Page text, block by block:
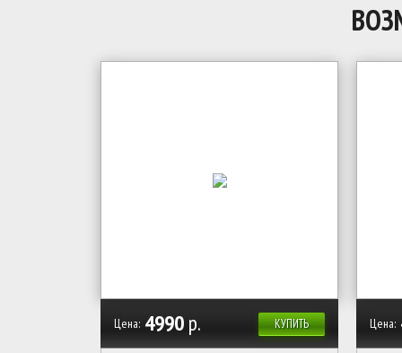
КУПИТЬ
Цена: 4990р. Цена: